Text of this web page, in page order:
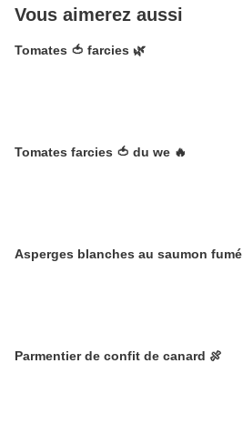
Vous aimerez aussi
Tomates 🍅 farcies 🌿
Tomates farcies 🍅 du we 🔥
Asperges blanches au saumon fumé
Parmentier de confit de canard 🍖